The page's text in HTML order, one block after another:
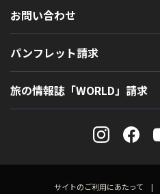
お問い合わせ
パンフレット請求
旅の情報誌「WORLD」請求
サイトのご利用にあたって